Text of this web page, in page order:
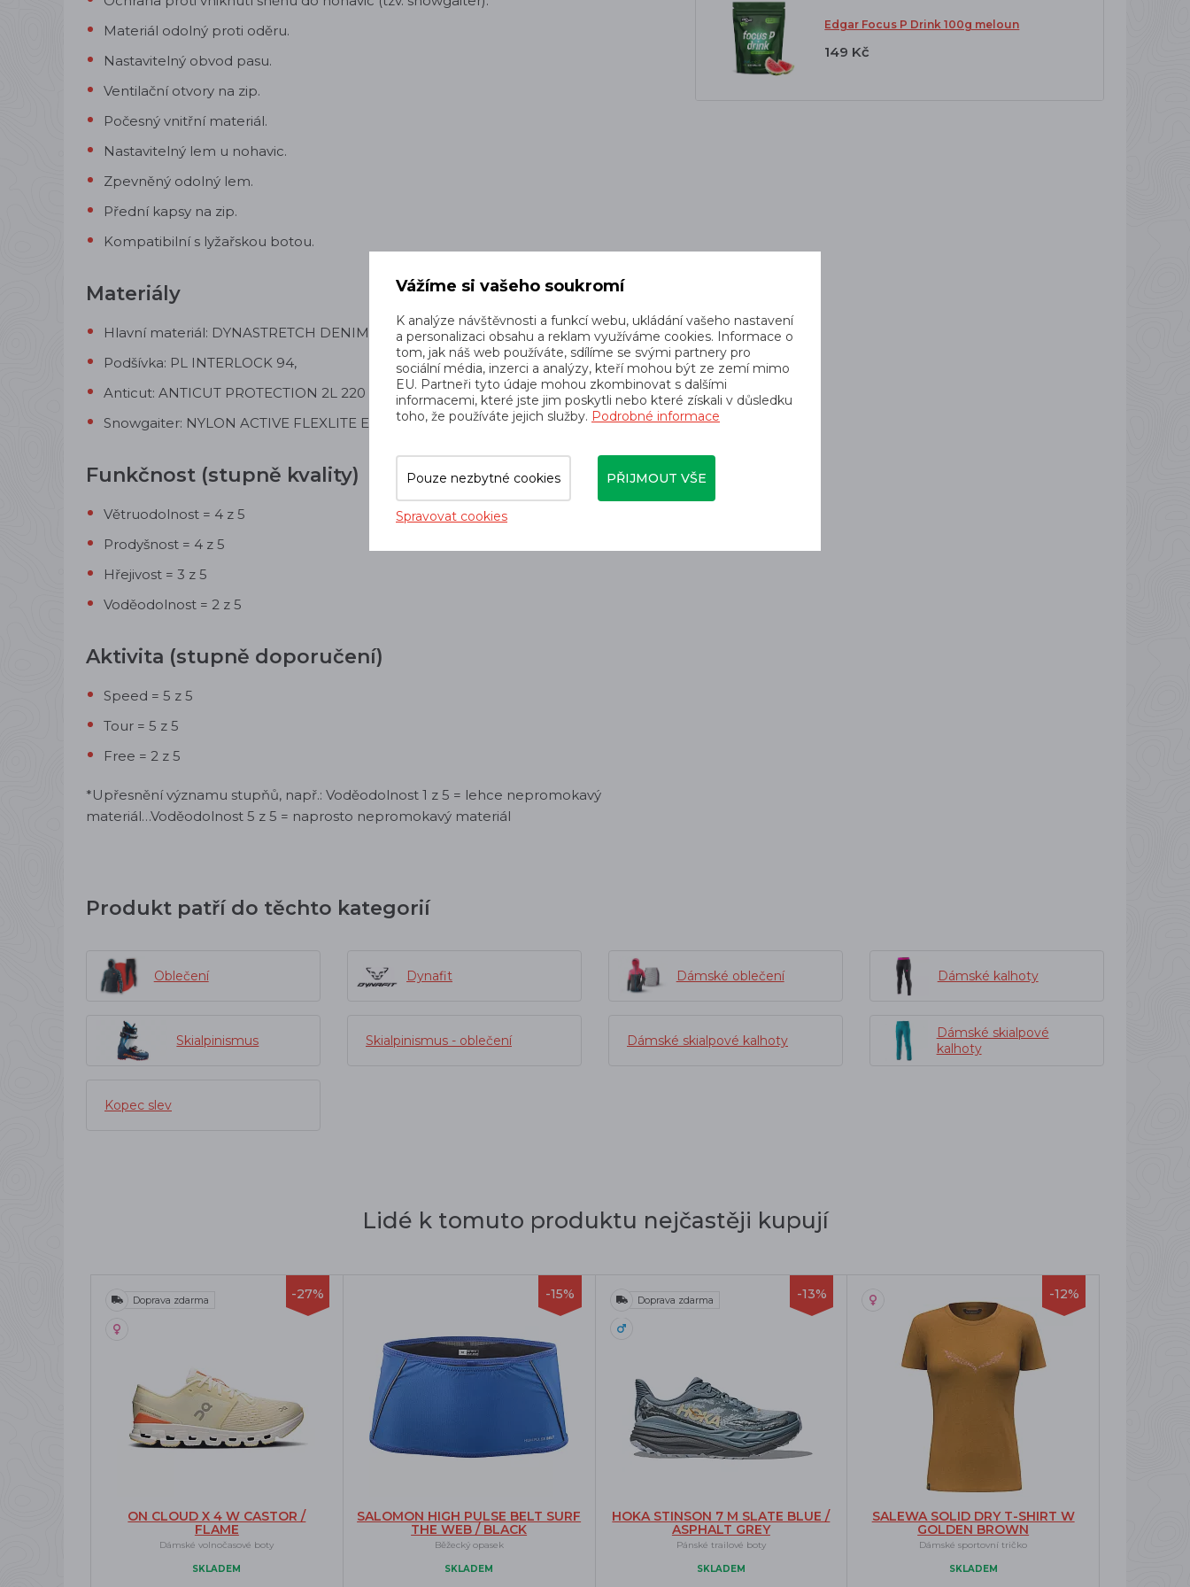
Materiál odolný proti oděru.
Nastavitelný obvod pasu.
Ventilační otvory na zip.
Počesný vnitřní materiál.
Nastavitelný lem u nohavic.
Zpevněný odolný lem.
Přední kapsy na zip.
Kompatibilní s lyžařskou botou.
Materiály
Hlavní materiál: DYNASTRETCH DENIM LOOK BRUSH 210 BS (65%PA 26%PL 9%EA),
Podšívka: PL INTERLOCK 94,
Anticut: ANTICUT PROTECTION 2L 220 (100%PA),
Snowgaiter: NYLON ACTIVE FLEXLITE ECO DWR 158 BS (90%PA 10%EA).
Funkčnost (stupně kvality)
Větruodolnost = 4 z 5
Prodyšnost = 4 z 5
Hřejivost = 3 z 5
Voděodolnost = 2 z 5
Aktivita (stupně doporučení)
Speed = 5 z 5
Tour = 5 z 5
Free = 2 z 5
*Upřesnění významu stupňů, např.: Voděodolnost 1 z 5 = lehce nepromokavý
materiál…Voděodolnost 5 z 5 = naprosto nepromokavý materiál
Edgar Focus P Drink 100g meloun
149 Kč
Produkt patří do těchto kategorií
Oblečení Dynafit Dámské oblečení Dámské kalhoty
Skialpinismus Skialpinismus - oblečení Dámské skialpové kalhoty
Dámské skialpové
kalhoty
Kopec slev
Lidé k tomuto produktu nejčastěji kupují
-27%
Doprava zdarma
ON CLOUD X 4 W CASTOR /
FLAME
Dámské volnočasové boty
SKLADEM
-15%
SALOMON HIGH PULSE BELT SURF
THE WEB / BLACK
Běžecký opasek
SKLADEM
-13%
Doprava zdarma
HOKA STINSON 7 M SLATE BLUE /
ASPHALT GREY
Pánské trailové boty
SKLADEM
-12%
SALEWA SOLID DRY T-SHIRT W
GOLDEN BROWN
Dámské sportovní tričko
SKLADEM
Vážíme si vašeho soukromí
K analýze návštěvnosti a funkcí webu, ukládání vašeho nastavení
a personalizaci obsahu a reklam využíváme cookies. Informace o
tom, jak náš web používáte, sdílíme se svými partnery pro
sociální média, inzerci a analýzy, kteří mohou být ze zemí mimo
EU. Partneři tyto údaje mohou zkombinovat s dalšími
informacemi, které jste jim poskytli nebo které získali v důsledku
toho, že používáte jejich služby. Podrobné informace
Pouze nezbytné cookies PŘIJMOUT VŠE
Spravovat cookies